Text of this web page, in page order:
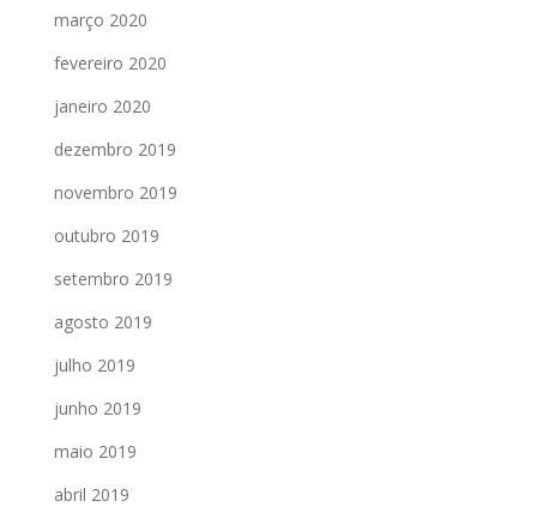
março 2020
fevereiro 2020
janeiro 2020
dezembro 2019
novembro 2019
outubro 2019
setembro 2019
agosto 2019
julho 2019
junho 2019
maio 2019
abril 2019